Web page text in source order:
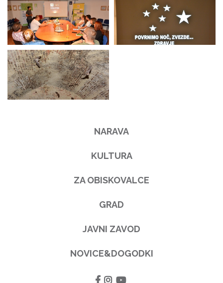
NARAVA
KULTURA
ZA OBISKOVALCE
GRAD
JAVNI ZAVOD
NOVICE&DOGODKI